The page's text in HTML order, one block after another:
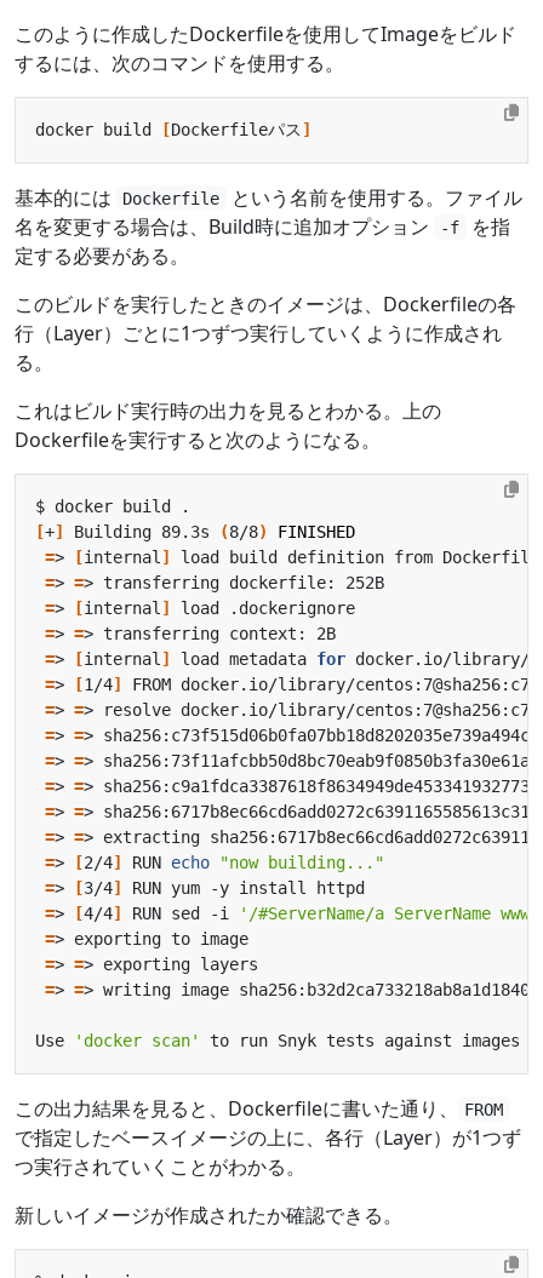
このように作成したDockerfileを使用してImageをビルド
するには、次のコマンドを使用する。
docker build [Dockerfileパス ]
基本的には Dockerfile
という名前を使用する。ファイル
名を変更する場合は、Build時に追加オプション
-f
を指
定する必要がある。
このビルドを実行したときのイメージは、Dockerfileの各
行（Layer）ごとに1つずつ実行していくように作成され
る。
これはビルド実行時の出力を見るとわかる。上の
Dockerfileを実行すると次のようになる。
[+] Building 89.3s (8/8)
FINISHED
=> [internal ]
=> =
=> [internal ]
=> =
=> [internal ] load metadata for
=> [1/4]
=> =
=> =
=> =
=> =
=> =
=> =
=> [2/4] RUN echo
"now building..."
=> [3/4]
=> [4/4] RUN sed -i
'/#ServerName/a ServerName
=
=> =
=> =
Use 'docker scan'
この出力結果を見ると、Dockerfileに書いた通り、 FROM
で指定したベースイメージの上に、各行（Layer）が1つず
つ実行されていくことがわかる。
新しいイメージが作成されたか確認できる。